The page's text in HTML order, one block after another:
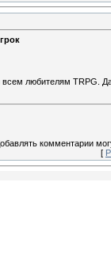
любителям TRPG.
комментарии
[